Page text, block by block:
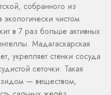
собранного из
чистом
в 7 раз больше активных
Мадагаскарская
укрепляет стенки сосуда
сеточки. Такая
— веществом,